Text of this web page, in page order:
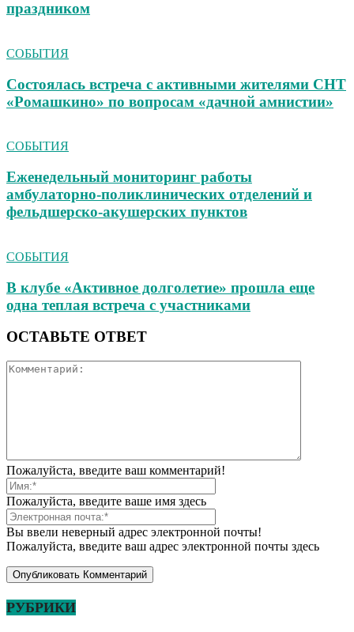
праздником
СОБЫТИЯ
Состоялась встреча с активными жителями СНТ
«Ромашкино» по вопросам «дачной амнистии»
СОБЫТИЯ
Еженедельный мониторинг работы
амбулаторно‑поликлинических отделений и
фельдшерско‑акушерских пунктов
СОБЫТИЯ
В клубе «Активное долголетие» прошла еще
одна теплая встреча с участниками
ОСТАВЬТЕ ОТВЕТ
Пожалуйста, введите ваш комментарий!
Пожалуйста, введите ваше имя здесь
Вы ввели неверный адрес электронной почты!
Пожалуйста, введите ваш адрес электронной почты здесь
РУБРИКИ